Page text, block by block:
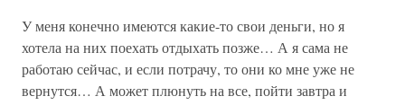
У меня конечно имеются какие-то свои деньги, но я
хотела на них поехать отдыхать позже… А я сама не
работаю сейчас, и если потрачу, то они ко мне уже не
вернутся… А может плюнуть на все, пойти завтра и